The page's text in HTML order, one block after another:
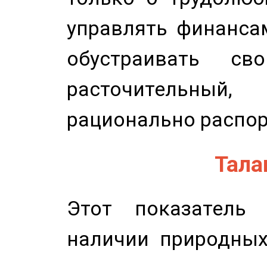
управлять
обустраивать
рационально
Этот показатель
наличии